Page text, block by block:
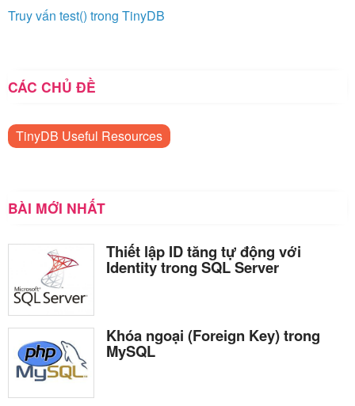
Truy vấn test() trong TinyDB
CÁC CHỦ ĐỀ
TinyDB Useful Resources
BÀI MỚI NHẤT
Thiết lập ID tăng tự động với
Identity trong SQL Server
Khóa ngoại (Foreign Key) trong
MySQL